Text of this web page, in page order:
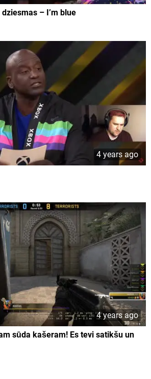
– I’m blue
4 years ago
4 years ago
sūda kašeram! Es tevi satikšu un